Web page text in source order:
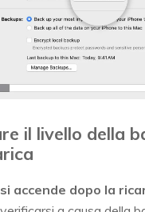
il livello della
accende dopo la